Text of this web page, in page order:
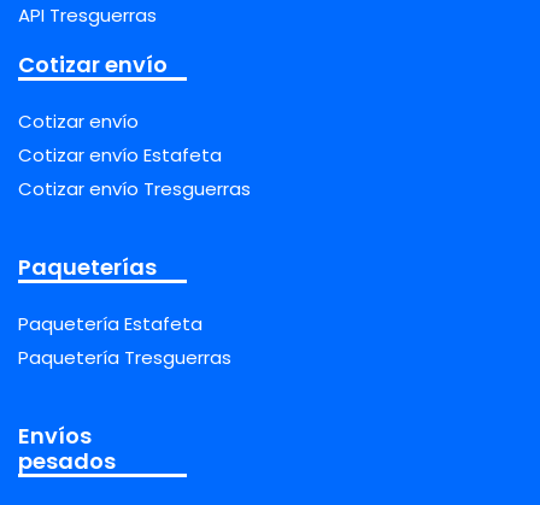
API Tresguerras
Cotizar envío
Cotizar envío
Cotizar envío Estafeta
Cotizar envío Tresguerras
Paqueterías
Paquetería Estafeta
Paquetería Tresguerras
Envíos
pesados